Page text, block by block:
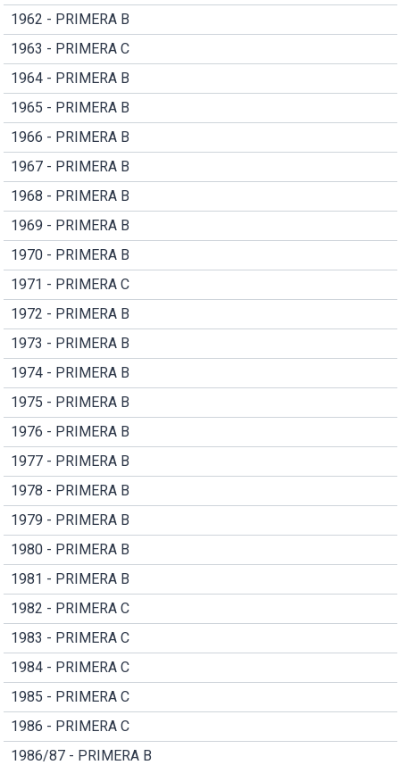
1962 - PRIMERA B
1963 - PRIMERA C
1964 - PRIMERA B
1965 - PRIMERA B
1966 - PRIMERA B
1967 - PRIMERA B
1968 - PRIMERA B
1969 - PRIMERA B
1970 - PRIMERA B
1971 - PRIMERA C
1972 - PRIMERA B
1973 - PRIMERA B
1974 - PRIMERA B
1975 - PRIMERA B
1976 - PRIMERA B
1977 - PRIMERA B
1978 - PRIMERA B
1979 - PRIMERA B
1980 - PRIMERA B
1981 - PRIMERA B
1982 - PRIMERA C
1983 - PRIMERA C
1984 - PRIMERA C
1985 - PRIMERA C
1986 - PRIMERA C
1986/87 - PRIMERA B